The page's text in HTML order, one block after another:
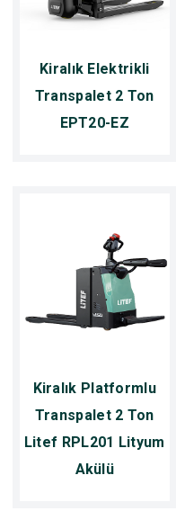
Kiralık Elektrikli
Transpalet 2 Ton
EPT20-EZ
Kiralık Platformlu
Transpalet 2 Ton
Litef RPL201 Lityum
Akülü